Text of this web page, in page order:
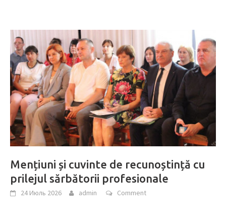
Mențiuni și cuvinte de recunoștință cu
prilejul sărbătorii profesionale
24 Июль 2026 admin Comment